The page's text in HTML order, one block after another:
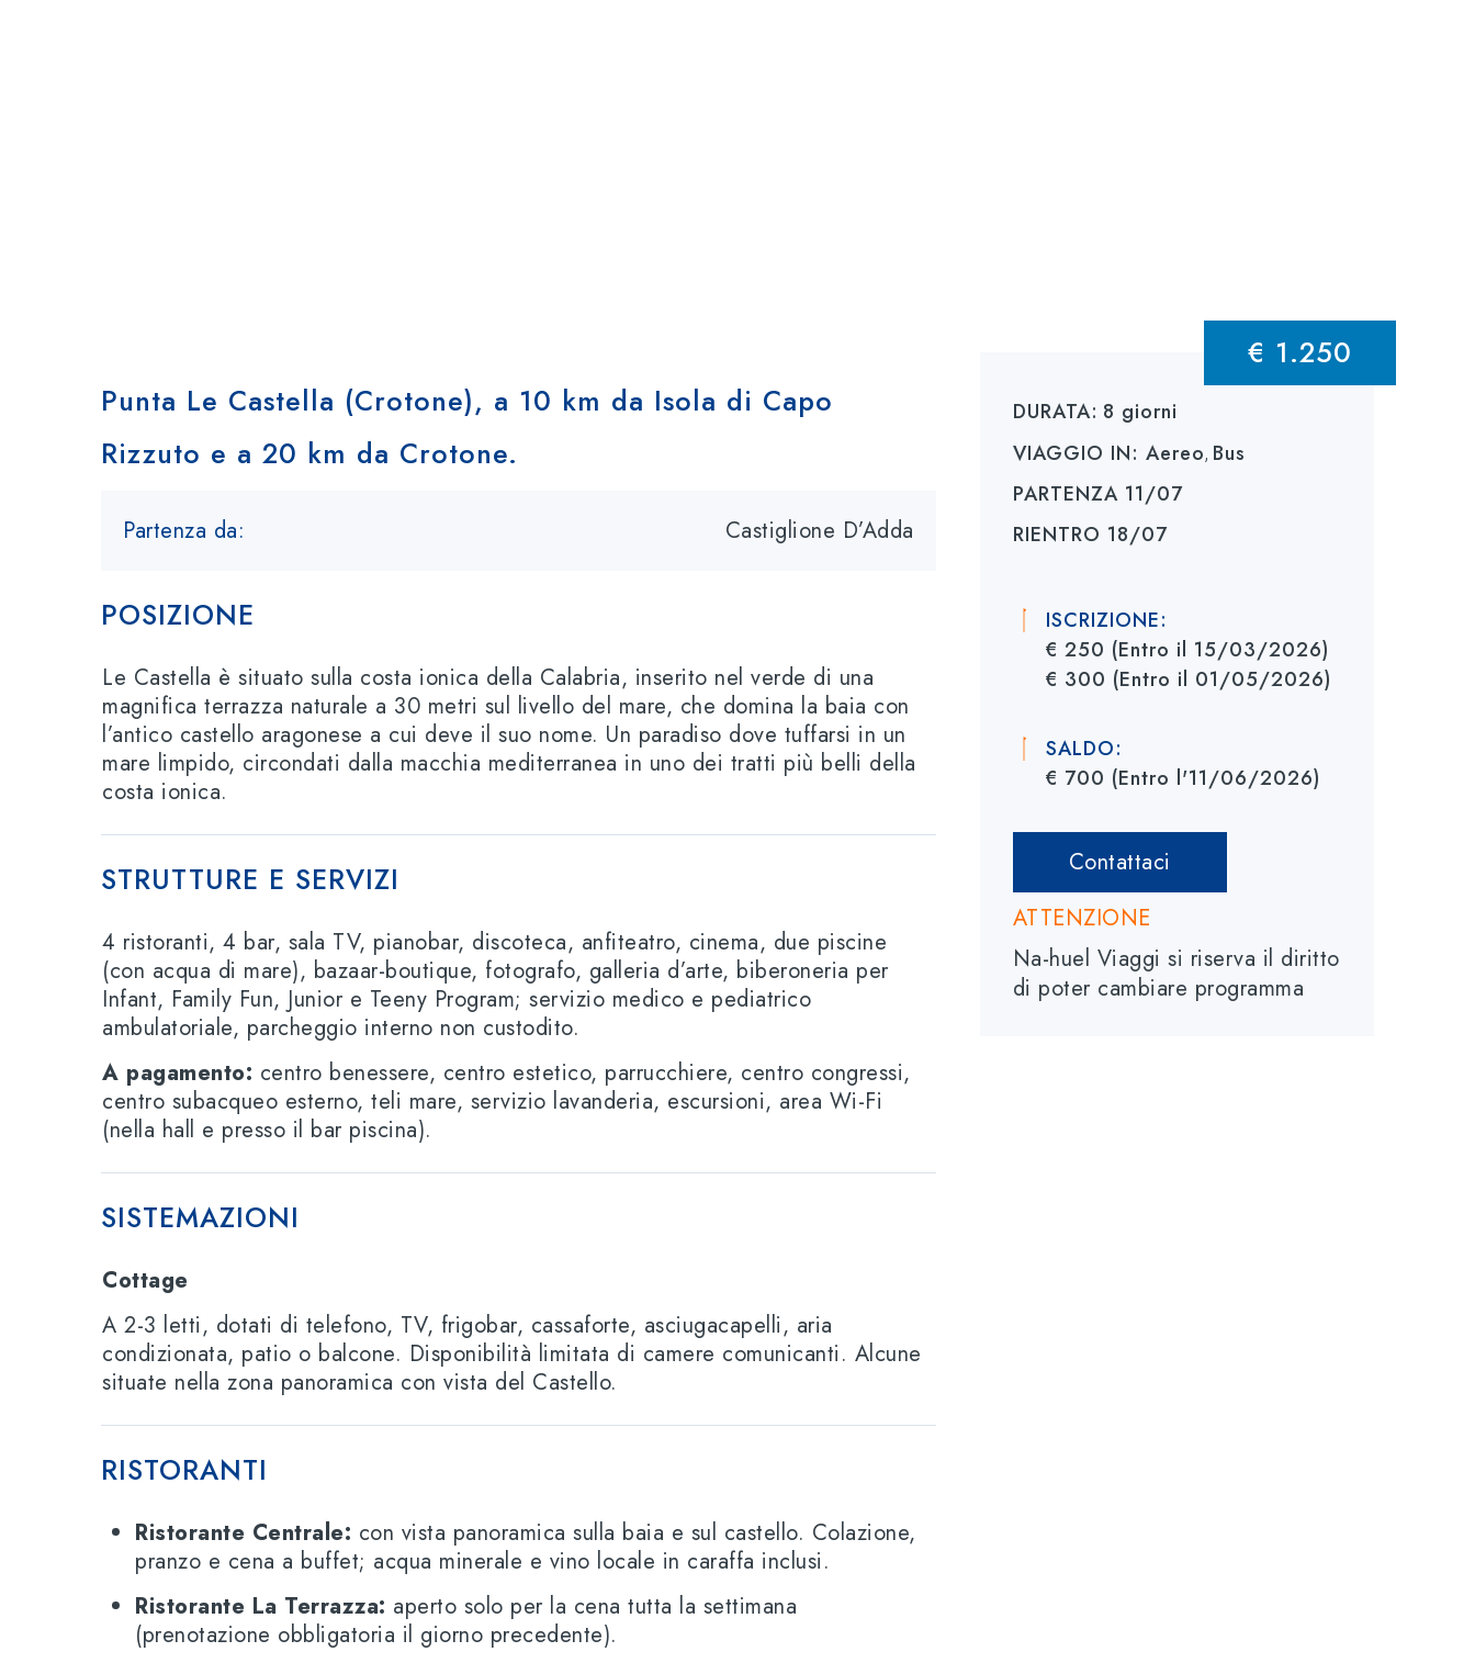
Punta Le Castella (Crotone), a 10 km da Isola di Capo
Rizzuto e a 20 km da Crotone.
Partenza da: Castiglione D’Adda
POSIZIONE
Le Castella è situato sulla costa ionica della Calabria, inserito nel verde di una
magnifica terrazza naturale a 30 metri sul livello del mare, che domina la baia con
l’antico castello aragonese a cui deve il suo nome. Un paradiso dove tuffarsi in un
mare limpido, circondati dalla macchia mediterranea in uno dei tratti più belli della
costa ionica.
STRUTTURE E SERVIZI
4 ristoranti, 4 bar, sala TV, pianobar, discoteca, anfiteatro, cinema, due piscine
(con acqua di mare), bazaar-boutique, fotografo, galleria d’arte, biberoneria per
Infant, Family Fun, Junior e Teeny Program; servizio medico e pediatrico
ambulatoriale, parcheggio interno non custodito.
A pagamento: centro benessere, centro estetico, parrucchiere, centro congressi,
centro subacqueo esterno, teli mare, servizio lavanderia, escursioni, area Wi-Fi
(nella hall e presso il bar piscina).
SISTEMAZIONI
Cottage
A 2-3 letti, dotati di telefono, TV, frigobar, cassaforte, asciugacapelli, aria
condizionata, patio o balcone. Disponibilità limitata di camere comunicanti. Alcune
situate nella zona panoramica con vista del Castello.
RISTORANTI
Ristorante Centrale: con vista panoramica sulla baia e sul castello. Colazione,
pranzo e cena a buffet; acqua minerale e vino locale in caraffa inclusi.
Ristorante La Terrazza: aperto solo per la cena tutta la settimana
(prenotazione obbligatoria il giorno precedente).
€ 1.250
DURATA: 8 giorni
VIAGGIO IN: Aereo, Bus
PARTENZA 11/07
RIENTRO 18/07
ISCRIZIONE:
€ 250 (Entro il 15/03/2026)
€ 300 (Entro il 01/05/2026)
SALDO:
€ 700 (Entro l'11/06/2026)
Contattaci
ATTENZIONE
Na-huel Viaggi si riserva il diritto
di poter cambiare programma